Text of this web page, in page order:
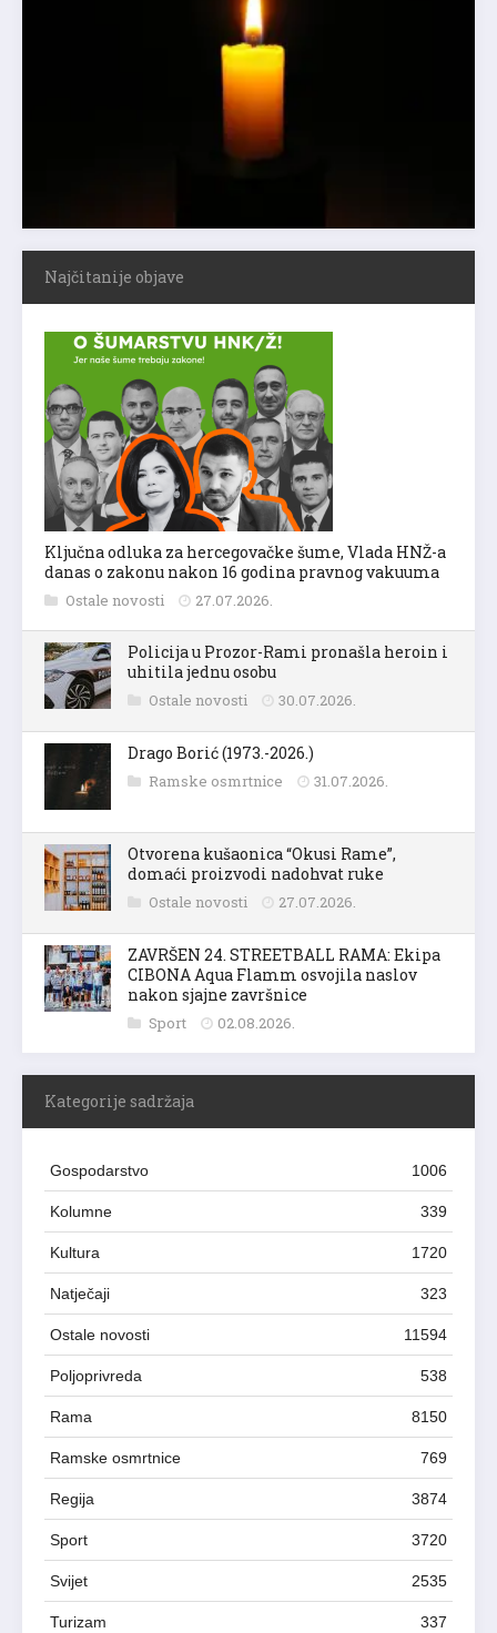
Najčitanije objave
Ključna odluka za hercegovačke šume, Vlada HNŽ-a
danas o zakonu nakon 16 godina pravnog vakuuma
Ostale novosti 27.07.2026.
Policija u Prozor-Rami pronašla heroin i
uhitila jednu osobu
Ostale novosti 30.07.2026.
Drago Borić (1973.-2026.)
Ramske osmrtnice 31.07.2026.
Otvorena kušaonica “Okusi Rame”,
domaći proizvodi nadohvat ruke
Ostale novosti 27.07.2026.
ZAVRŠEN 24. STREETBALL RAMA: Ekipa
CIBONA Aqua Flamm osvojila naslov
nakon sjajne završnice
Sport 02.08.2026.
Kategorije sadržaja
Gospodarstvo 1006
Kolumne 339
Kultura 1720
Natječaji 323
Ostale novosti 11594
Poljoprivreda 538
Rama 8150
Ramske osmrtnice 769
Regija 3874
Sport 3720
Svijet 2535
Turizam 337